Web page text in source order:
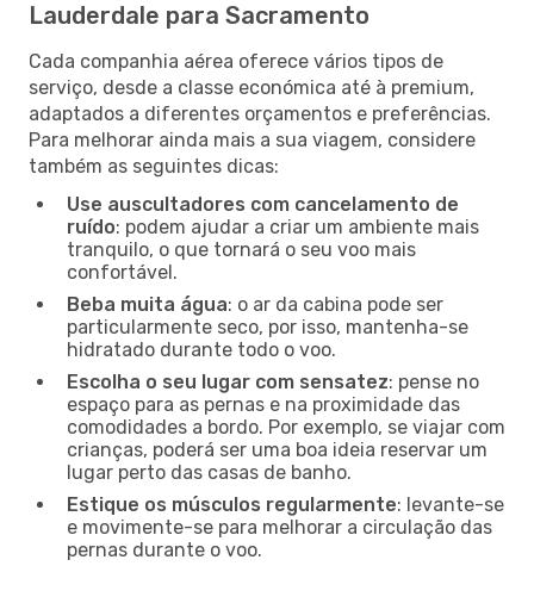
Lauderdale para Sacramento
Cada companhia aérea oferece vários tipos de
serviço, desde a classe económica até à premium,
adaptados a diferentes orçamentos e preferências.
Para melhorar ainda mais a sua viagem, considere
também as seguintes dicas:
Use auscultadores com cancelamento de
ruído: podem ajudar a criar um ambiente mais
tranquilo, o que tornará o seu voo mais
confortável.
Beba muita água: o ar da cabina pode ser
particularmente seco, por isso, mantenha-se
hidratado durante todo o voo.
Escolha o seu lugar com sensatez: pense no
espaço para as pernas e na proximidade das
comodidades a bordo. Por exemplo, se viajar com
crianças, poderá ser uma boa ideia reservar um
lugar perto das casas de banho.
Estique os músculos regularmente: levante-se
e movimente-se para melhorar a circulação das
pernas durante o voo.